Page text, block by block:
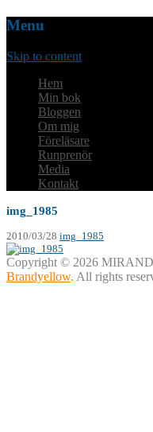
Menu
Skip to content
Hem
Min bok
Bloggen
Om mig
Föreläsare
Runprenör
Media
Kontakt
img_1985
2010/03/28 img_1985
Copyright © 2026
Brandyellow. All rights